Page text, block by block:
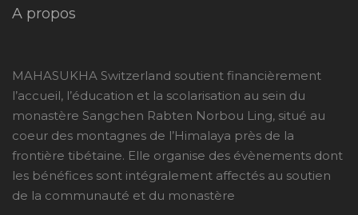
A propos
MAHASUKHA Switzerland soutient financièrement
l’accueil, l’éducation et la scolarisation au sein du
monastère Sangchen Rabten Norbou Ling, situé au
coeur des montagnes de l’Himalaya près de la
frontière tibétaine. Elle organise des évènements dont
les bénéfices sont intégralement affectés au soutien
de la communauté et du monastère